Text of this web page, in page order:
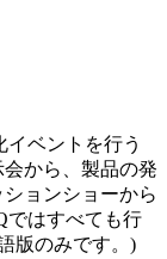
ベントを行う
から、製品の発
ョンショーから
ではすべても行
版のみです。)